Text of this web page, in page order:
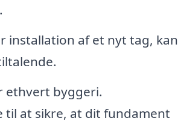
installation af et nyt tag, kan
ethvert byggeri.
til at sikre, at dit fundament